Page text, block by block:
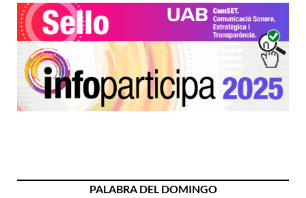
PALABRA DEL DOMINGO